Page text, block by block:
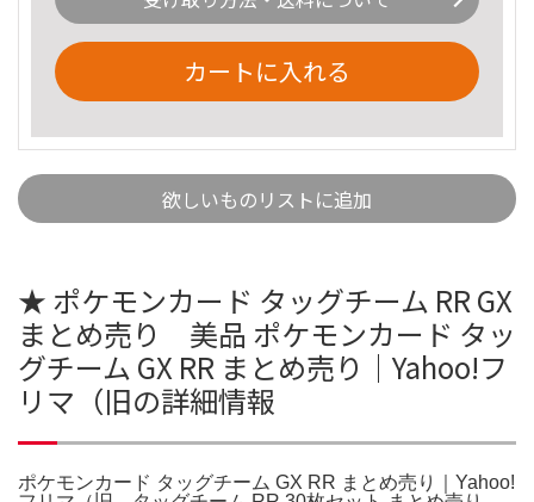
カートに入れる
欲しいものリストに追加
★ ポケモンカード タッグチーム RR GX
まとめ売り 美品 ポケモンカード タッ
グチーム GX RR まとめ売り｜Yahoo!フ
リマ（旧の詳細情報
ポケモンカード タッグチーム GX RR まとめ売り｜Yahoo!